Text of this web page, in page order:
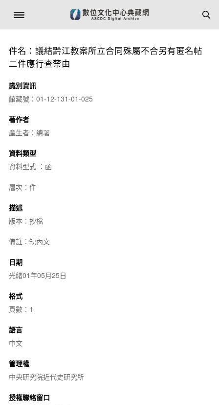
件名：議結黔江教案所立合同殊屬不合另有匿名帖
二件應行查禁由
識別資訊
館藏號：01-12-131-01-025
著作者
產生者：總署
資料類型
資料型式 ：函
層次：件
描述
版本：抄檔
備註：缺內文
日期
光緒01年05月25日
格式
頁數：1
語言
中文
管理權
中央研究院近代史研究所
授權聯絡窗口